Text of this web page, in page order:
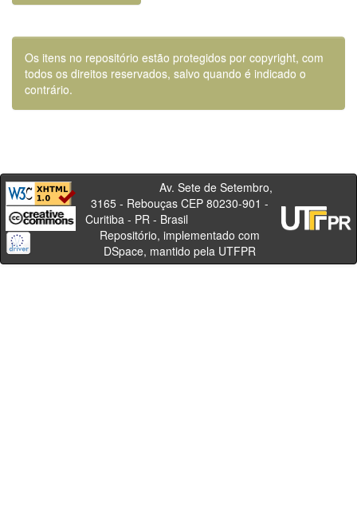
Os itens no repositório estão protegidos por copyright, com
todos os direitos reservados, salvo quando é indicado o
contrário.
Av. Sete de Setembro,
3165 - Rebouças CEP 80230-901 -
Curitiba - PR - Brasil
Repositório, implementado com
DSpace, mantido pela UTFPR